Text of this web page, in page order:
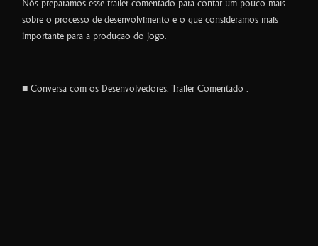
Nós preparamos esse trailer comentado para contar um pouco mais
sobre o processo de desenvolvimento e o que consideramos mais
importante para a produção do jogo.
■ Conversa com os Desenvolvedores: Trailer Comentado :